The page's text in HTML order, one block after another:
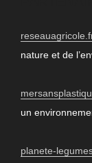
nature et de
un
planete-